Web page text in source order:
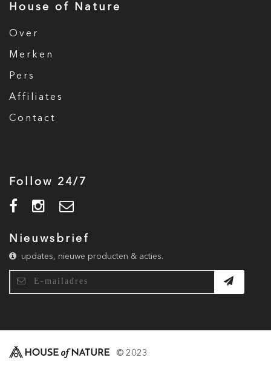
House of Nature
Over
Merken
Pers
Affiliates
Contact
Follow 24/7
Nieuwsbrief
updates, nieuwe producten & acties.
© 2023